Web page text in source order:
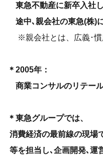
東急不動産に新卒入社し
途中､親会社の東急(株)
※親会社とは、広義･慣
＊2005年：
商業コンサルのリテー
＊東急グループでは、
消費経済の最前線の現場
等を担当し､企画開発､運